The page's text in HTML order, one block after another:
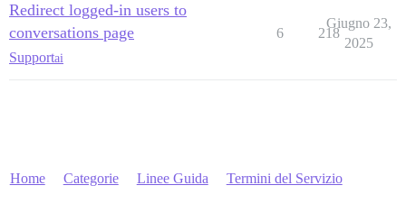
Redirect logged-in users to
conversations page
Supportai
6 218
Giugno 23,
2025
Home Categorie Linee Guida Termini del Servizio